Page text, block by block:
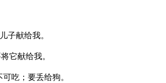
子献给我。
它献给我。
吃；要丢给狗。